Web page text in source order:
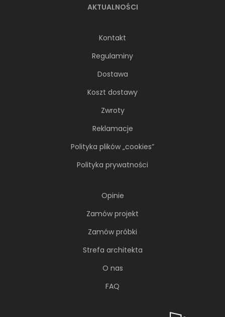
AKTUALNOŚCI
Kontakt
Regulaminy
Dostawa
Koszt dostawy
Zwroty
Reklamacje
Polityka plików „cookies”
Polityka prywatności
Opinie
Zamów projekt
Zamów próbki
Strefa architekta
O nas
FAQ